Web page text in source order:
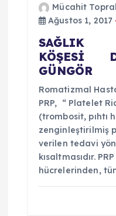
Mücahit
Ağustos 1, 2017
SAĞLIK
KÖŞESİ
GÜNGÖR
Romatizmal
PRP, “ Platelet
(trombosit, pıhtı
zenginleştirilmiş
verilen tedavi
kısaltmasıdır.
hücrelerinden,